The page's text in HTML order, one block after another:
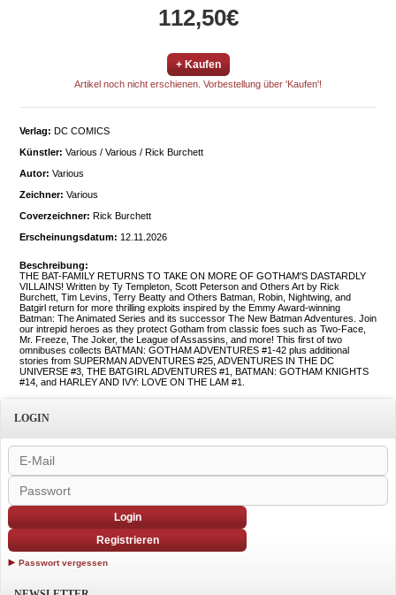
112,50€
+ Kaufen
Artikel noch nicht erschienen. Vorbestellung über 'Kaufen'!
Verlag: DC COMICS
Künstler: Various / Various / Rick Burchett
Autor: Various
Zeichner: Various
Coverzeichner: Rick Burchett
Erscheinungsdatum: 12.11.2026
Beschreibung:
THE BAT-FAMILY RETURNS TO TAKE ON MORE OF GOTHAM'S DASTARDLY
VILLAINS! Written by Ty Templeton, Scott Peterson and Others Art by Rick
Burchett, Tim Levins, Terry Beatty and Others Batman, Robin, Nightwing, and
Batgirl return for more thrilling exploits inspired by the Emmy Award-winning
Batman: The Animated Series and its successor The New Batman Adventures. Join
our intrepid heroes as they protect Gotham from classic foes such as Two-Face,
Mr. Freeze, The Joker, the League of Assassins, and more! This first of two
omnibuses collects BATMAN: GOTHAM ADVENTURES #1-42 plus additional
stories from SUPERMAN ADVENTURES #25, ADVENTURES IN THE DC
UNIVERSE #3, THE BATGIRL ADVENTURES #1, BATMAN: GOTHAM KNIGHTS
#14, and HARLEY AND IVY: LOVE ON THE LAM #1.
LOGIN
Login
Registrieren
Passwort vergessen